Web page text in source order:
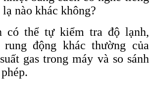
nào khác không?
có thể tự kiểm tra độ lạnh,
động khác thường của
gas trong máy và so sánh